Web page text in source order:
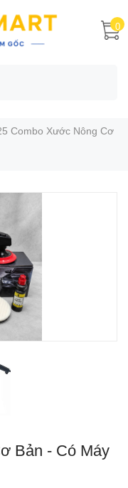
0
Combo Xước Nông Cơ
Bản - Có Máy